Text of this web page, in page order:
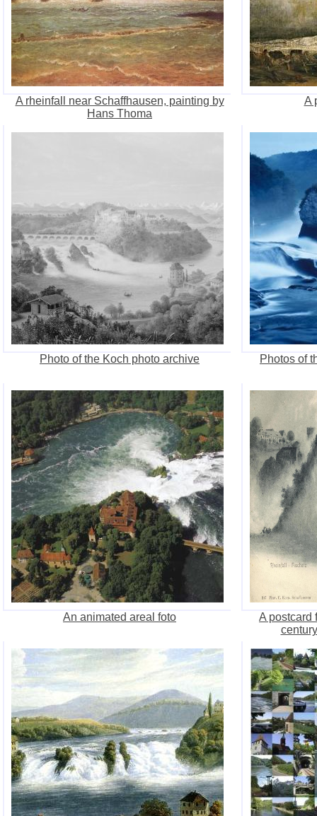
A rheinfall near Schaffhausen, painting by
Hans Thoma
A
Photo of the Koch photo archive Photos of
An animated areal foto
A postcard